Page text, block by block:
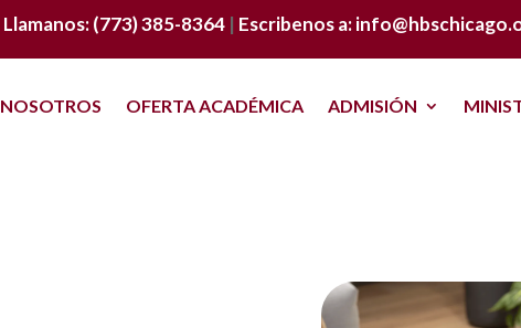
Llamanos: (773) 385-8364 | Escribenos a:
NOSOTROS OFERTA ACADÉMICA ADMISIÓN